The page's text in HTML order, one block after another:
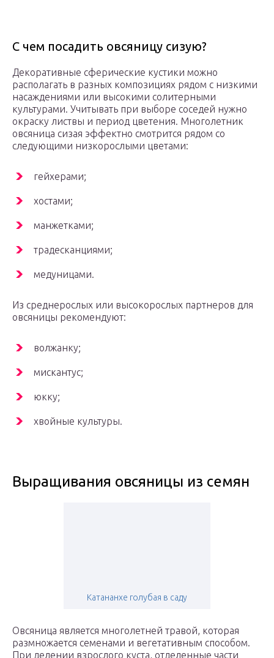
С чем посадить овсяницу сизую?
Декоративные сферические кустики можно
располагать в разных композициях рядом с низкими
насаждениями или высокими солитерными
культурами. Учитывать при выборе соседей нужно
окраску листвы и период цветения. Многолетник
овсяница сизая эффектно смотрится рядом со
следующими низкорослыми цветами:
гейхерами;
хостами;
манжетками;
традесканциями;
медуницами.
Из среднерослых или высокорослых партнеров для
овсяницы рекомендуют:
волжанку;
мискантус;
юкку;
хвойные культуры.
Выращивания овсяницы из семян
Катананхе голубая в саду
Овсяница является многолетней травой, которая
размножается семенами и вегетативным способом.
При делении взрослого куста, отделенные части